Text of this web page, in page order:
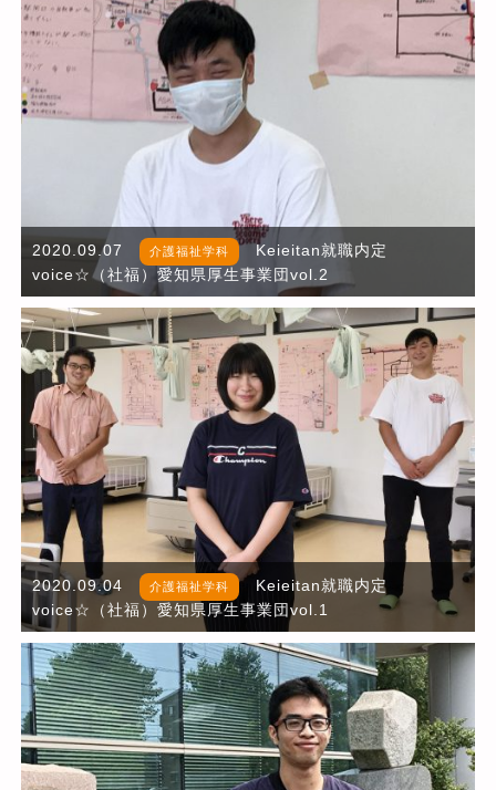
2020.09.07 介護福祉学科
Keieitan就職内定
voice☆（社福）愛知県厚生事業団vol.2
2020.09.04 介護福祉学科
Keieitan就職内定
voice☆（社福）愛知県厚生事業団vol.1